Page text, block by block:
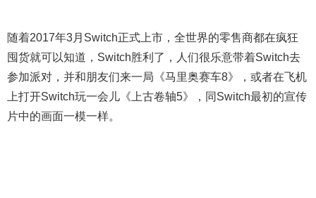
随着2017年3月Switch正式上市，全世界的零售商都在疯狂
囤货就可以知道，Switch胜利了，人们很乐意带着Switch去
参加派对，并和朋友们来一局《马里奥赛车8》，或者在飞机
上打开Switch玩一会儿《上古卷轴5》，同Switch最初的宣传
片中的画面一模一样。